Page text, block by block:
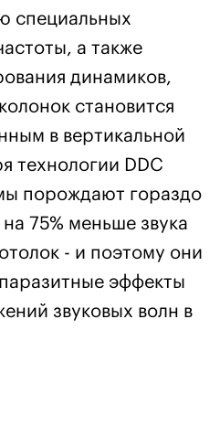
специальных
а также
динамиков,
становится
в вертикальной
технологии DDC
порождают гораздо
75% меньше звука
- и поэтому они
эффекты
звуковых волн в